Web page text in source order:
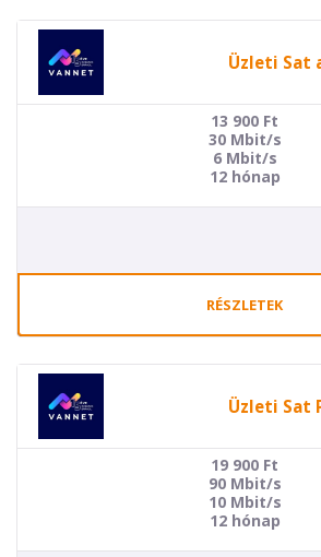
Üzleti Sat
13 900 Ft
30 Mbit/s
6 Mbit/s
12 hónap
RÉSZLETEK
Üzleti Sat
19 900 Ft
90 Mbit/s
10 Mbit/s
12 hónap